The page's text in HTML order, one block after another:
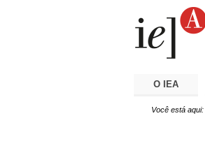
O IEA
Você está aqui: